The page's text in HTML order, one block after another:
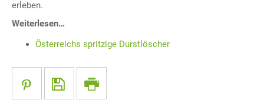
erleben.
Weiterlesen…
Österreichs spritzige Durstlöscher